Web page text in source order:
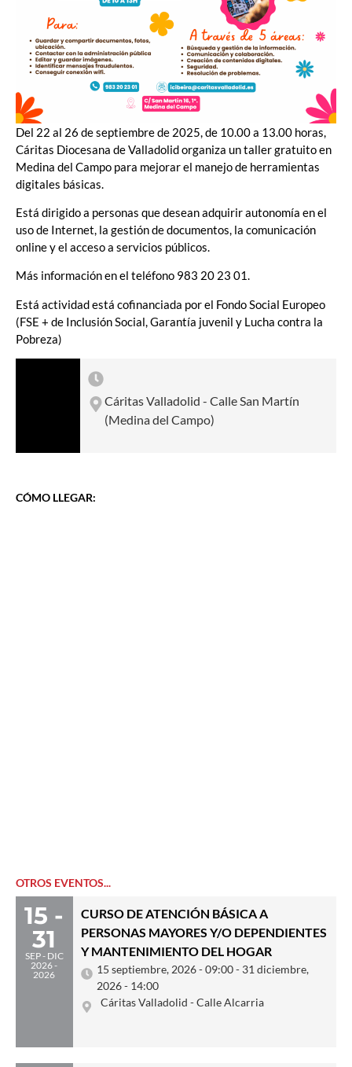
Del 22 al 26 de septiembre de 2025, de 10.00 a 13.00 horas,
Cáritas Diocesana de Valladolid organiza un taller gratuito en
Medina del Campo para mejorar el manejo de herramientas
digitales básicas.
Está dirigido a personas que desean adquirir autonomía en el
uso de Internet, la gestión de documentos, la comunicación
online y el acceso a servicios públicos.
Más información en el teléfono 983 20 23 01.
Está actividad está cofinanciada por el Fondo Social Europeo
(FSE + de Inclusión Social, Garantía juvenil y Lucha contra la
Pobreza)
Cáritas Valladolid - Calle San Martín
(Medina del Campo)
CÓMO LLEGAR:
OTROS EVENTOS...
15 -
31
SEP - DIC
2026 -
2026
CURSO DE ATENCIÓN BÁSICA A
PERSONAS MAYORES Y/O DEPENDIENTES
Y MANTENIMIENTO DEL HOGAR
15 septiembre, 2026 - 09:00 - 31 diciembre,
2026 - 14:00
Cáritas Valladolid - Calle Alcarria